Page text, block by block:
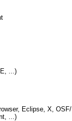
...)
Eclipse, X,
...)